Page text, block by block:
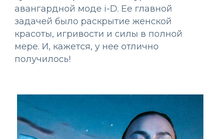
авангардной моде i-D. Ее главной
задачей было раскрытие женской
красоты, игривости и силы в полной
мере. И, кажется, у нее отлично
получилось!